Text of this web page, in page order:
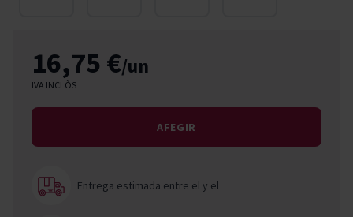
16,75 €/un
IVA INCLÒS
AFEGIR
Entrega estimada entre ely el